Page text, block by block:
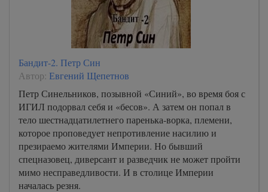
Бандит-2. Петр Син
Автор: Евгений Щепетнов
Петр Синельников, позывной «Синий», во время боя с
ИГИЛ подорвал себя и «бесов». А затем он попал в
тело шестнадцатилетнего паренька-ворка, племени,
которое проповедует непротивление насилию и
презираемо жителями Империи. Но бывший
спецназовец, диверсант и разведчик не может пройти
мимо несправедливости. И в столице Империи
началась резня.